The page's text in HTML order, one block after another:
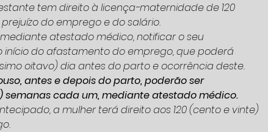
tem direito à licença-maternidade de 120
do emprego e do salário.
atestado médico, notificar o seu
do afastamento do emprego, que poderá
oitavo) dia antes do parto e ocorrência deste.
antes e depois do parto, poderão ser
semanas cada um, mediante atestado médico.
a mulher terá direito aos 120 (cento e vinte)